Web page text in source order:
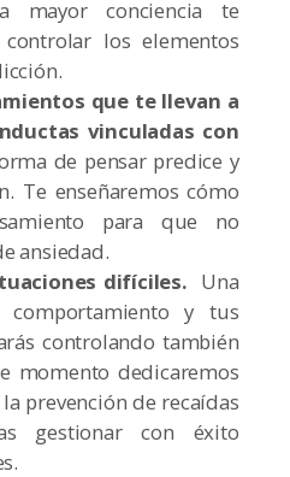
mayor conciencia te
los elementos
que te llevan a
vinculadas con
de pensar predice y
Te enseñaremos cómo
para que no
ansiedad.
difíciles. Una
y tus
controlando también
momento dedicaremos
prevención de recaídas
gestionar con éxito